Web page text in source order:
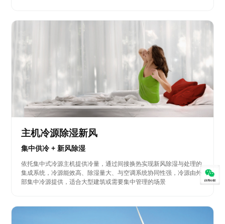
主机冷源除湿新风
集中供冷 + 新风除湿
依托集中式冷源主机提供冷量，通过间接换热实现新风除湿与处理的
集成系统，冷源能效高、除湿量大、与空调系统协同性强，冷源由外
部集中冷源提供，适合大型建筑或需要集中管理的场景